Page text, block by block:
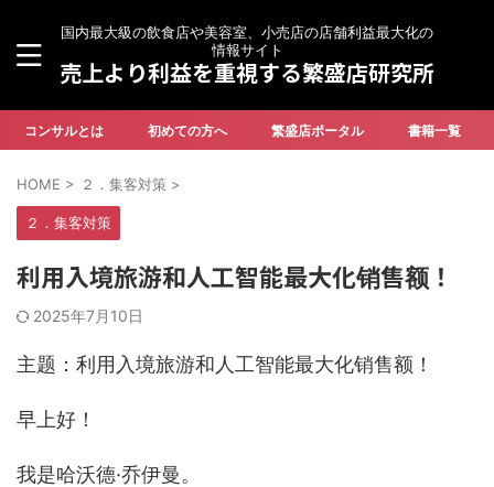
国内最大級の飲食店や美容室、小売店の店舗利益最大化の
情報サイト
売上より利益を重視する繁盛店研究所
コンサルとは 初めての方へ 繁盛店ポータル 書籍一覧
HOME > ２．集客対策 >
２．集客対策
利用入境旅游和人工智能最大化销售额！
2025年7月10日
主题：利用入境旅游和人工智能最大化销售额！
早上好！
我是哈沃德·乔伊曼。